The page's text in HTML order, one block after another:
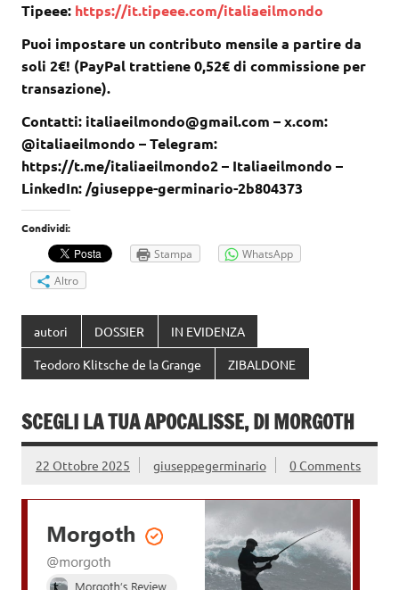
Tipeee: https://it.tipeee.com/italiaeilmondo
Puoi impostare un contributo mensile a partire da
soli 2€! (PayPal trattiene 0,52€ di commissione per
transazione).
Contatti: italiaeilmondo@gmail.com – x.com:
@italiaeilmondo – Telegram:
https://t.me/italiaeilmondo2 – Italiaeilmondo –
LinkedIn: /giuseppe-germinario-2b804373
Condividi:
Stampa
WhatsApp
Altro
autori DOSSIER IN EVIDENZA
Teodoro Klitsche de la Grange ZIBALDONE
SCEGLI LA TUA APOCALISSE, DI MORGOTH
22 Ottobre 2025 giuseppegerminario 0 Comments